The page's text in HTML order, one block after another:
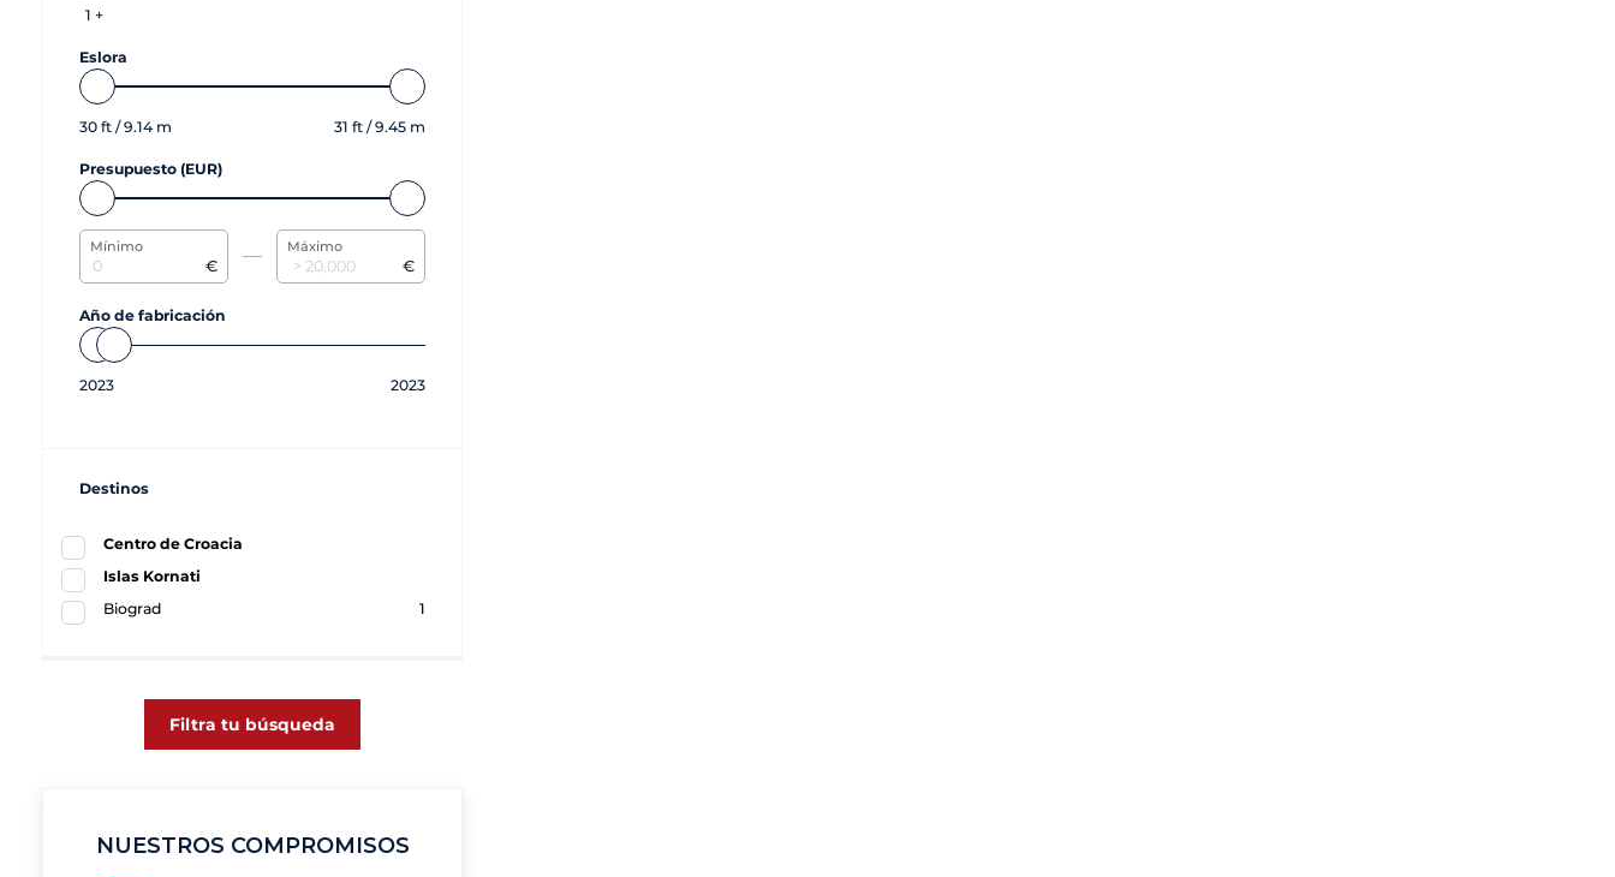
1 +
Eslora
30 ft /9.14 m 31 ft /9.45 m
Presupuesto (EUR)
Mínimo
€
Máximo
€
Año de fabricación
2023 2023
Destinos
Centro de Croacia
Islas Kornati
Biograd
1
Filtra tu búsqueda
NUESTROS COMPROMISOS